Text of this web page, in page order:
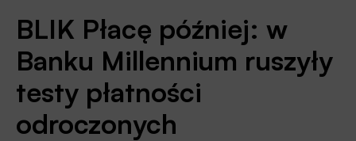
BLIK Płacę później: w
Banku Millennium ruszyły
testy płatności
odroczonych